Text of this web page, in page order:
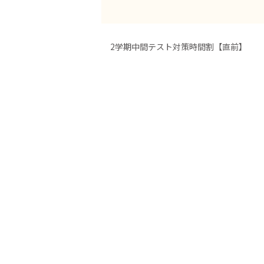
2学期中間テスト対策時間割【直前】